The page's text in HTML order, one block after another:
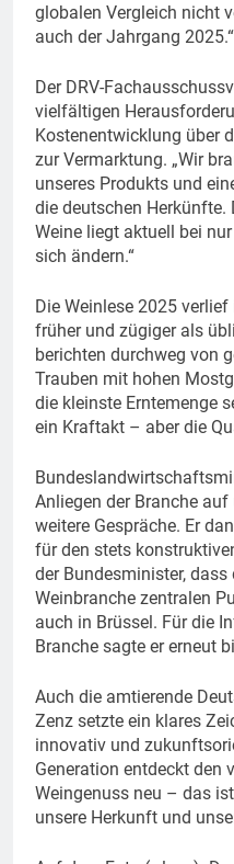
globalen Vergleich nicht
auch der Jahrgang 2025.“
Der DRV-
vielfältigen
Kostenentwicklung über
zur Vermarktung. „Wir
unseres Produkts und
die deutschen
Weine liegt aktuell bei
sich ändern.“
Die Weinlese 2025
früher und zügiger als
berichten durchweg von
Trauben mit hohen
die kleinste Erntemenge
ein Kraftakt – aber die
Anliegen der Branche
weitere Gespräche. Er
für den stets
der Bundesminister,
Weinbranche zentralen
auch in Brüssel. Für die
Branche sagte er erneut
Auch die amtierende
Zenz setzte ein klares
innovativ und
Generation entdeckt den
Weingenuss neu – das
unsere Herkunft und